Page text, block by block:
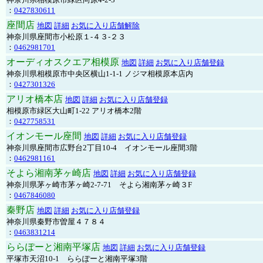
： 0427830611
座間店 地図 詳細 お気に入り店舗解除
神奈川県座間市小松原１-４３-２３
： 0462981701
オーディオスクエア相模原 地図 詳細 お気に入り店舗登録
神奈川県相模原市中央区横山1-1-1 ノジマ相模原本店内
： 0427301326
アリオ橋本店 地図 詳細 お気に入り店舗登録
相模原市緑区大山町1-22 アリオ橋本2階
： 0427758531
イオンモール座間 地図 詳細 お気に入り店舗登録
神奈川県座間市広野台2丁目10-4 イオンモール座間3階
： 0462981161
そよら湘南茅ヶ崎店 地図 詳細 お気に入り店舗登録
神奈川県茅ヶ崎市茅ヶ崎2‐7‐71 そよら湘南茅ヶ崎３F
： 0467846080
秦野店 地図 詳細 お気に入り店舗登録
神奈川県秦野市曽屋４７８４
： 0463831214
ららぽーと湘南平塚店 地図 詳細 お気に入り店舗登録
平塚市天沼10-1 ららぽーと湘南平塚3階